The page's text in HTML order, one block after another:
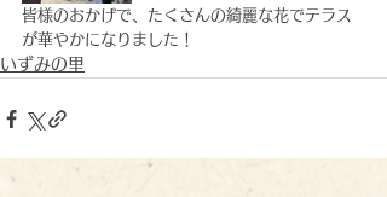
皆様のおかげで、たくさんの綺麗な花でテラス
が華やかになりました！
いずみの里